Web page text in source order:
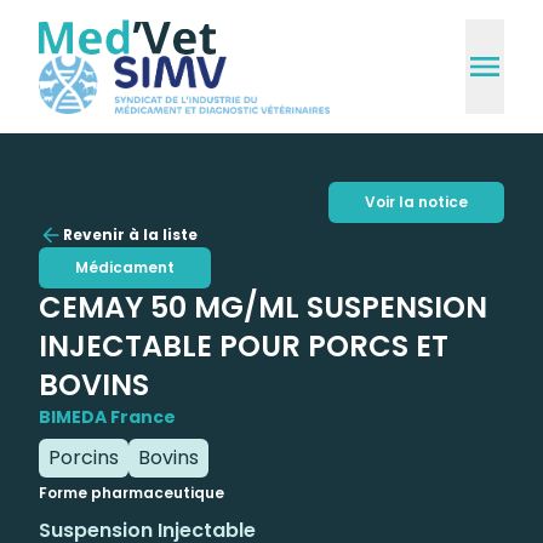
Revenir à la liste
Médicament
CEMAY 50 MG/ML SUSPENSION
INJECTABLE POUR PORCS ET
BOVINS
BIMEDA France
Porcins Bovins
Forme pharmaceutique
Suspension Injectable
Voir la notice